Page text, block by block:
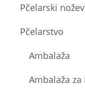
Pčelarski
Pčelarstvo
Ambalaža
Ambalaža za